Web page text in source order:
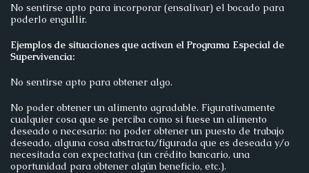
No sentirse apto para incorporar (ensalivar) el bocado para
poderlo engullir.
Ejemplos de situaciones que activan el Programa Especial de
Supervivencia:
No sentirse apto para obtener algo.
No poder obtener un alimento agradable. Figurativamente
cualquier cosa que se perciba como si fuese un alimento
deseado o necesario: no poder obtener un puesto de trabajo
deseado, alguna cosa abstracta/figurada que es deseada y/o
necesitada con expectativa (un crédito bancario, una
oportunidad para obtener algún beneficio, etc.).